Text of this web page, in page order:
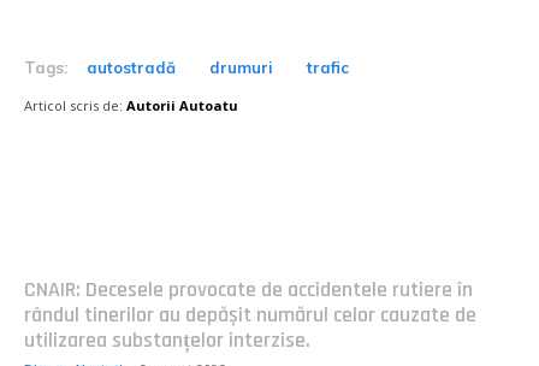
Tags: autostradă drumuri trafic
Articol scris de: Autorii Autoatu
CNAIR: Decesele provocate de accidentele rutiere în
rândul tinerilor au depășit numărul celor cauzate de
utilizarea substanțelor interzise.